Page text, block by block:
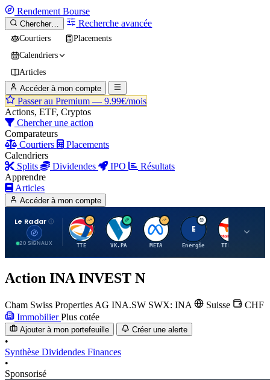
Rendement Bourse
Chercher… Recherche avancée
Courtiers
Placements
Calendriers
Articles
Accéder à mon compte
Passer au Premium — 9.99€/mois
Actions, ETF, Cryptos
Chercher une action
Comparateurs
Courtiers
Placements
Calendriers
Splits
Dividendes IPO
Résultats
Apprendre
Articles
Accéder à mon compte
Le Radar
20 SIGNAUX
T
TTE
V
VK.PA
M
META
E
Energie
T
TTE.PA
Action INA INVEST N
Cham Swiss Properties AG INA.SW SWX: INA Suisse
CHF
ImmobilierPlus cotée
Ajouter à mon portefeuille Créer une alerte
•
Synthèse Dividendes Finances
•
Sponsorisé